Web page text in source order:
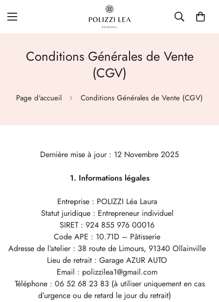
Conditions Générales de Vente
(CGV)
Page d'accueil Conditions Générales de Vente (CGV)
Dernière mise à jour : 12 Novembre 2025
1. Informations légales
Entreprise : POLIZZI Léa Laura
Statut juridique : Entrepreneur individuel
SIRET : 924 855 976 00016
Code APE : 10.71D – Pâtisserie
Adresse de l’atelier : 38 route de Limours, 91340 Ollainville
Lieu de retrait : Garage AZUR AUTO
Email : polizzilea1@gmail.com
Téléphone : 06 52 68 23 83 (à utiliser uniquement en cas
d’urgence ou de retard le jour du retrait)